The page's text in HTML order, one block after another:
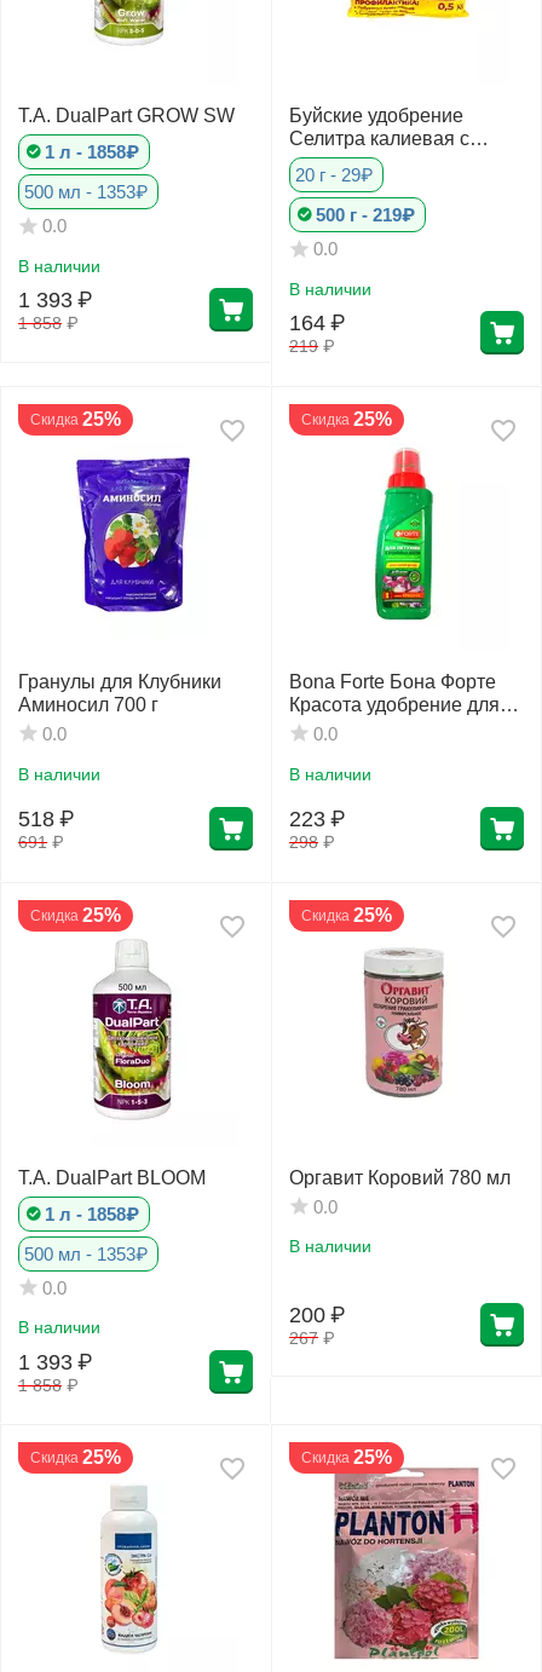
T.A. DualPart GROW SW
1 л - 1858₽
500 мл - 1353₽
0.0
В наличии
1 858 ₽
1 393 ₽
Буйские удобрение
Селитра калиевая с
микроэлементами
20 г - 29₽
500 г - 219₽
0.0
В наличии
219 ₽
164 ₽
Скидка 25%
Гранулы для Клубники
Аминосил 700 г
0.0
В наличии
691 ₽
518 ₽
Скидка 25%
Bona Forte Бона Форте
Красота удобрение для
Петуний 285 мл
0.0
В наличии
298 ₽
223 ₽
Скидка 25%
T.A. DualPart BLOOM
1 л - 1858₽
500 мл - 1353₽
0.0
В наличии
1 858 ₽
1 393 ₽
Скидка 25%
Оргавит Коровий 780 мл
0.0
В наличии
267 ₽
200 ₽
Скидка 25% Скидка 25%